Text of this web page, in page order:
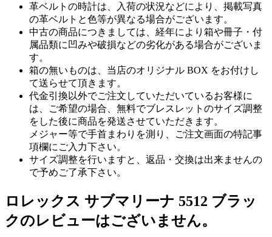
革ベルトの時計は、入荷の状況などにより、掲載写真
の革ベルトと色等が異なる場合がございます。
中古の商品につきましては、経年により箱や冊子・付
属品類に凹みや破損などの劣化がある場合がございま
す。
箱の無いものは、当店のオリジナル BOX をお付けし
て送らせて頂きます。
代金引換以外でご注文していただいているお客様に
は、ご希望の場合、無料でブレスレットのサイズ調整
をした後に商品を発送させていただきます。
メジャー等で手首まわりを測り、ご注文画面の特記事
項欄にご入力下さい。
サイズ調整を行いますと、返品・交換は出来ませんの
で予めご了承下さい。
ロレックス サブマリーナ 5512 ブラッ
クのレビューはございません。